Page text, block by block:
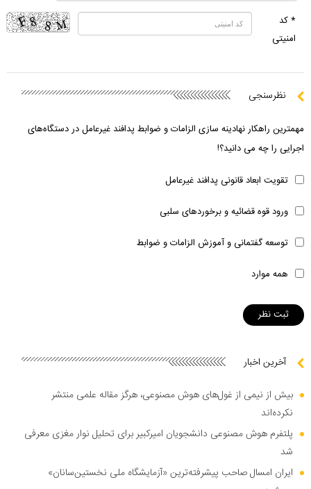
* کد
امنیتی
نظرسنجی
مهمترین راهکار نهادینه سازی الزامات و ضوابط پدافند غیرعامل در دستگاه‌های
اجرایی را چه می دانید؟!
تقویت ابعاد قانونی پدافند غیرعامل
ورود قوه قضائیه و برخوردهای سلبی
توسعه گفتمانی و آموزش الزامات و ضوابط
همه موارد
آخرین اخبار
بیش از نیمی از غول‌های هوش مصنوعی، هرگز مقاله علمی منتشر
نکرده‌اند
پلتفرم هوش مصنوعی دانشجویان امیرکبیر برای تحلیل نوار مغزی معرفی
شد
ایران امسال صاحب پیشرفته‌ترین «آزمایشگاه ملی نخستین‌سانان»